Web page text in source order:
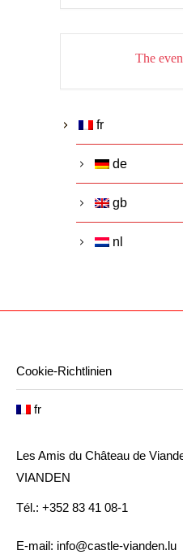
The
fr
de
gb
nl
Cookie-Richtlinien
fr
Les Amis du Château de
VIANDEN
Tél.: +352 83 41 08-1
E-mail: info@castle-vianden.lu